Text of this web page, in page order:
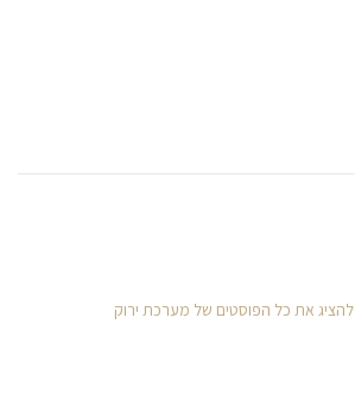
להציג את כל הפוסטים של מערכת ירוק